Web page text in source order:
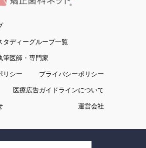
タディーグループ一覧
筆医師・専門家
リシー
プライバシーポリシー
医療広告ガイドラインについて
運営会社